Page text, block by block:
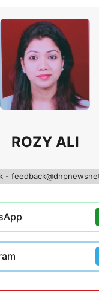
ROZY ALI
-